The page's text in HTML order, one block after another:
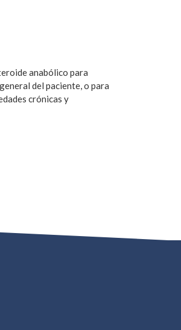
anabólico para
del paciente, o para
crónicas y